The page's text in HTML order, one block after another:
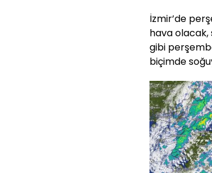
İzmir’de
hava olacak,
gibi
biçimde